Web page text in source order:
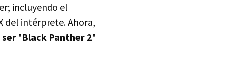
incluyendo el
del intérprete. Ahora,
'Black Panther 2'